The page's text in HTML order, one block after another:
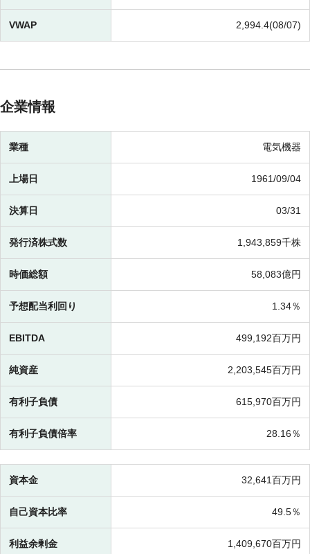
VWAP 2,994.4(08/07)
企業情報
業種 電気機器
上場日 1961/09/04
決算日 03/31
発行済株式数 1,943,859千株
時価総額 58,083億円
予想配当利回り 1.34％
EBITDA 499,192百万円
純資産 2,203,545百万円
有利子負債 615,970百万円
有利子負債倍率 28.16％
資本金 32,641百万円
自己資本比率 49.5％
利益余剰金 1,409,670百万円